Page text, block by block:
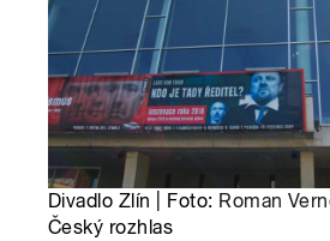
Divadlo Zlín | Foto: Roman
Český rozhlas